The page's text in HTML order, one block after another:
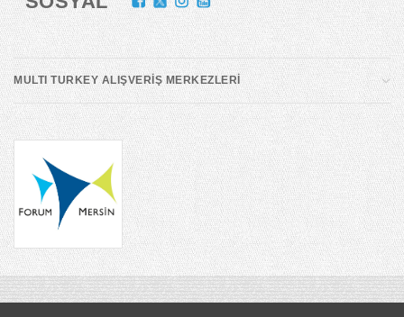
MULTI TURKEY ALIŞVERİŞ MERKEZLERİ